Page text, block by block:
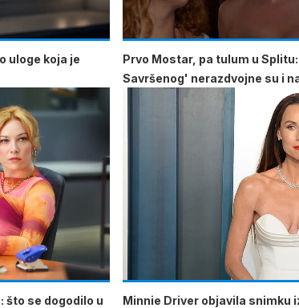
uloge koja je
Prvo Mostar, pa tulum u
Savršenog' nerazdvojne su i
što se dogodilo u Minnie Driver objavila snimku